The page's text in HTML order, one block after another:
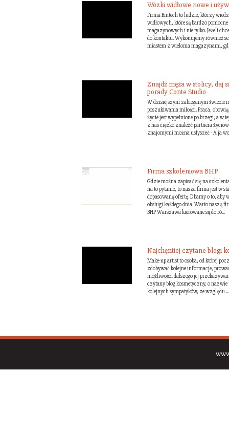
Wózki widłowe nowe i
Firma Bintech to ludzie, którzy
widłowych, które są bardzo
magazynowych i nie tylko. Jeżeli
do kontaktu. Wykonujemy również
miastem z wieloma magazynami,
Znajdź męża w stolicy, daj
porady Conte Studio
W dzisiejszym zabieganym świecie
poszukiwania miłości. Praca,
życie jest wypełnione po brzegi, a w
z nas ciężko znaleźć partnera
znajomymi można usłyszeć - A ja
Firma szkoleniowa BHP
Gdzie można zapisać się na
na to pytanie, to nasza firma jest w
dopasowaną ofertę. Dbamy o to,
obsługi każdego dnia. Warto naszą
BHP Warszawa kierowane są do ró...
Najchęntiej czytane blogi
Make-up artist to osoba, od której
zdobywać kolejne informacje,
możliwości dalszego jej
czytany blog kosmetyczny, o
kolejnych sympatyków, ze względu ...